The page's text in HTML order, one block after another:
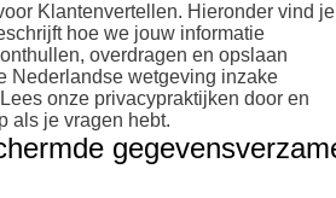
Klantenvertellen. Hieronder vind je
hoe we jouw informatie
overdragen en opslaan
Nederlandse wetgeving inzake
onze privacypraktijken door en
als je vragen hebt.